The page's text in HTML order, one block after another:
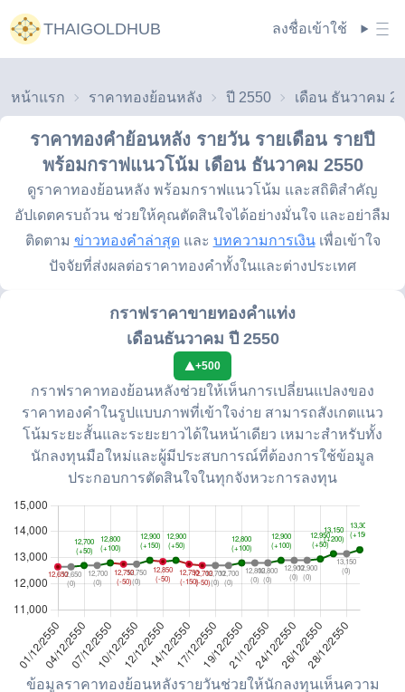
THAIGOLDHUB ลงชื่อเข้าใช้
หน้าแรก ราคาทองย้อนหลัง ปี 2550 เดือน ธันวาคม
ราคาทองคำย้อนหลัง รายวัน รายเดือน รายปี
พร้อมกราฟแนวโน้ม เดือน ธันวาคม 2550
ดูราคาทองย้อนหลัง พร้อมกราฟแนวโน้ม และสถิติสำคัญ
อัปเดตครบถ้วน ช่วยให้คุณตัดสินใจได้อย่างมั่นใจ และอย่าลืม
ติดตาม ข่าวทองคำล่าสุด และ บทความการเงิน เพื่อเข้าใจ
ปัจจัยที่ส่งผลต่อราคาทองคำทั้งในและต่างประเทศ
กราฟราคาขายทองคำแท่ง
เดือนธันวาคม ปี 2550
+500
กราฟราคาทองย้อนหลังช่วยให้เห็นการเปลี่ยนแปลงของ
ราคาทองคำในรูปแบบภาพที่เข้าใจง่าย สามารถสังเกตแนว
โน้มระยะสั้นและระยะยาวได้ในหน้าเดียว เหมาะสำหรับทั้ง
นักลงทุนมือใหม่และผู้มีประสบการณ์ที่ต้องการใช้ข้อมูล
ประกอบการตัดสินใจในทุกจังหวะการลงทุน
ข้อมูลราคาทองย้อนหลังรายวันช่วยให้นักลงทุนเห็นความ